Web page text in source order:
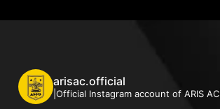
arisac.official
|Official Instagram account of ARIS AC|